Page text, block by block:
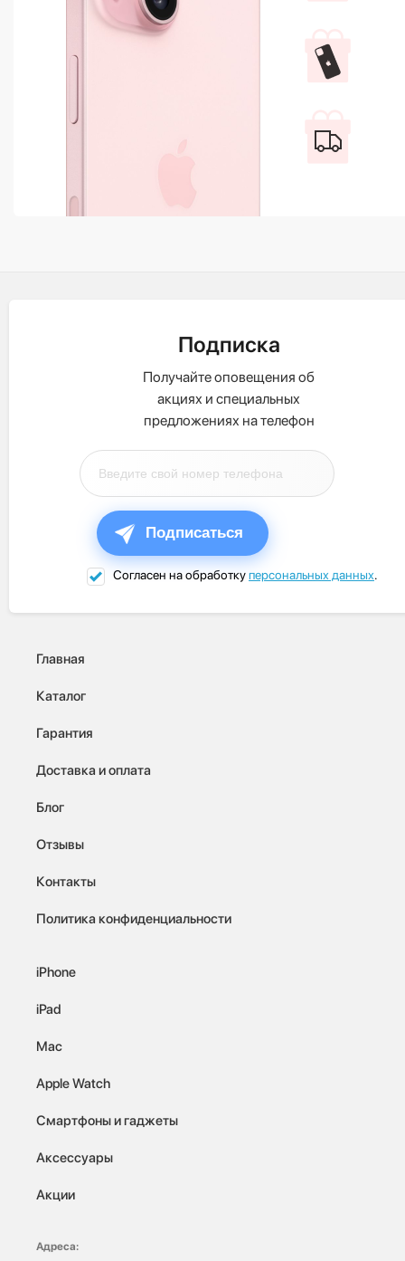
Подписка
Получайте оповещения об
акциях и специальных
предложениях на телефон
Подписаться
Согласен на обработкуперсональных данных.
Главная
Каталог
Гарантия
Доставка и оплата
Блог
Отзывы
Контакты
Политика конфиденциальности
iPhone
iPad
Mac
Apple Watch
Смартфоны и гаджеты
Аксессуары
Акции
Адреса: